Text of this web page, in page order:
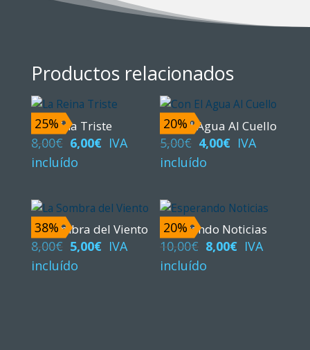
Productos relacionados
25%
La Reina Triste
8,00€ El
precio
8,00€.
6,00€ El
6,00€.
IVA
incluído
20%
Con El Agua Al Cuello
5,00€ El
precio
5,00€.
4,00€ El
4,00€.
IVA
incluído
38%
La Sombra del Viento
8,00€ El
precio
5,00€ El
IVA
incluído
20%
Esperando Noticias
10,00€ El
precio
8,00€ El
IVA
incluído